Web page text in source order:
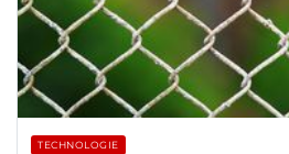
TECHNOLOGIE